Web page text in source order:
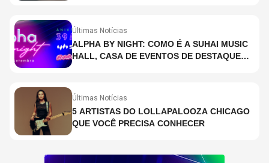
Últimas Notícias
ALPHA BY NIGHT: COMO É A SUHAI MUSIC
HALL, CASA DE EVENTOS DE DESTAQUE
Últimas Notícias
5 ARTISTAS DO LOLLAPALOOZA CHICAGO
QUE VOCÊ PRECISA CONHECER